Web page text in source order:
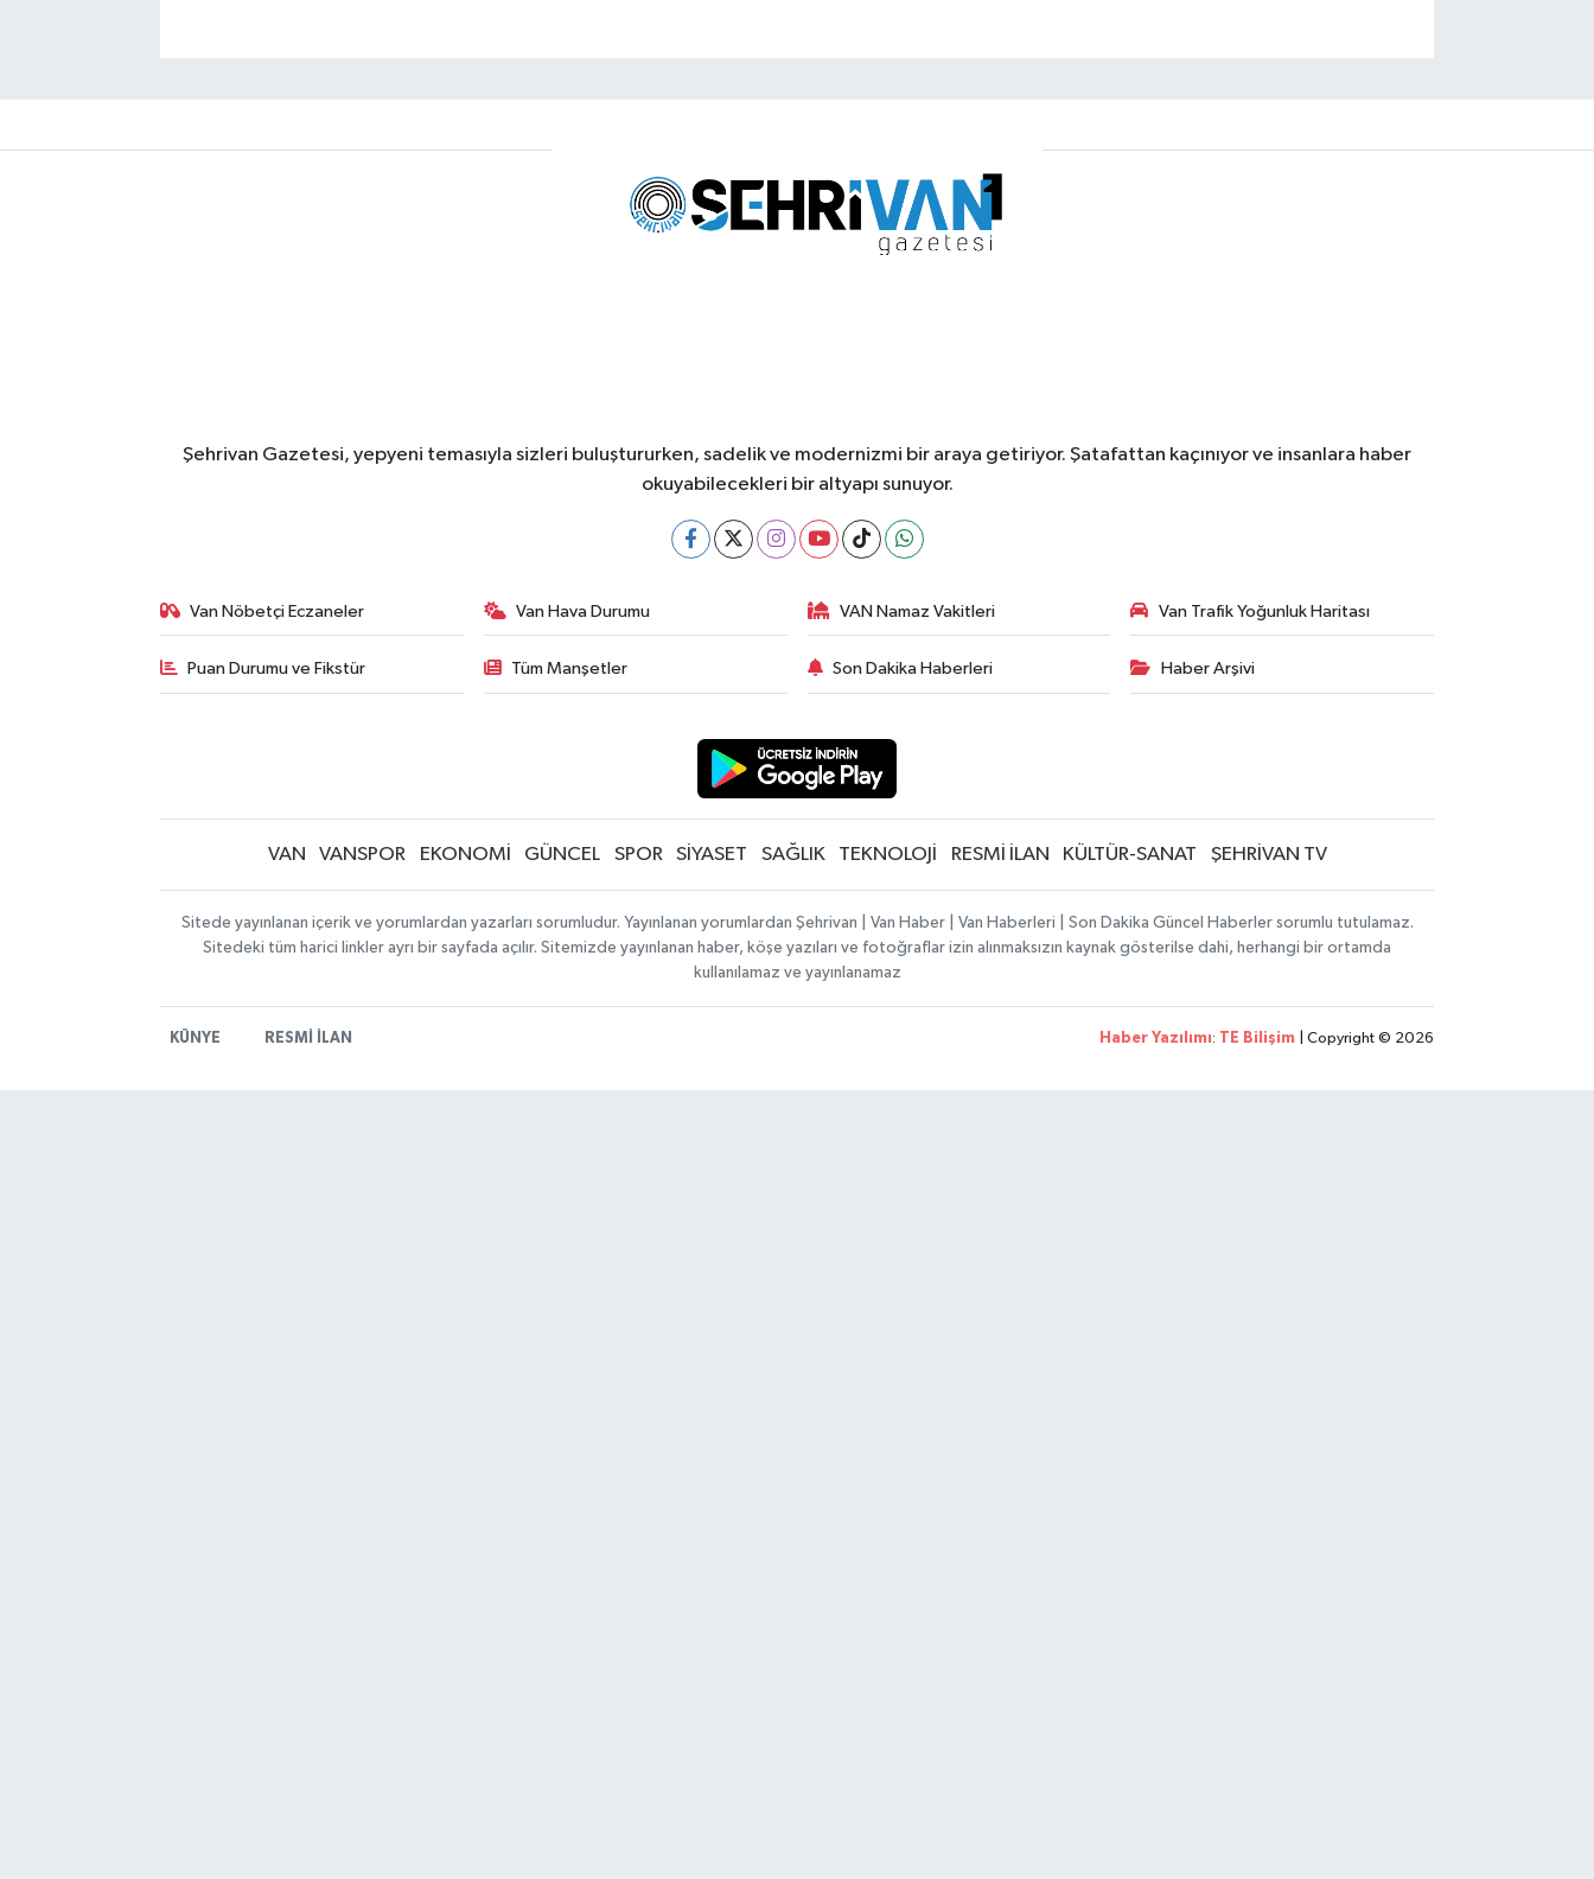
Şehrivan Gazetesi, yepyeni temasıyla sizleri buluştururken, sadelik ve modernizmi bir araya getiriyor. Şatafattan kaçınıyor ve insanlara haber
okuyabilecekleri bir altyapı sunuyor.
Van Nöbetçi Eczaneler Van Hava Durumu VAN Namaz Vakitleri Van Trafik Yoğunluk Haritası
Puan Durumu ve Fikstür Tüm Manşetler Son Dakika Haberleri Haber Arşivi
VAN VANSPOR EKONOMİ GÜNCEL SPOR SİYASET SAĞLIK TEKNOLOJİ RESMİ İLAN KÜLTÜR-SANAT ŞEHRİVAN TV
Sitede yayınlanan içerik ve yorumlardan yazarları sorumludur. Yayınlanan yorumlardan Şehrivan | Van Haber | Van Haberleri | Son Dakika Güncel Haberler sorumlu tutulamaz.
Sitedeki tüm harici linkler ayrı bir sayfada açılır. Sitemizde yayınlanan haber, köşe yazıları ve fotoğraflar izin alınmaksızın kaynak gösterilse dahi, herhangi bir ortamda
kullanılamaz ve yayınlanamaz
KÜNYE RESMİ İLAN Haber Yazılımı: TE Bilişim | Copyright © 2026